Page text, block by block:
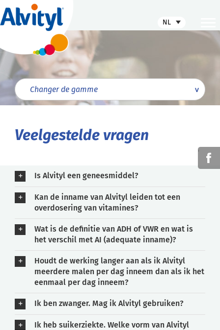
Veelgestelde vragen
Is Alvityl een geneesmiddel?
Kan de inname van Alvityl leiden tot een
overdosering van vitamines?
Wat is de definitie van ADH of VWR en wat is
het verschil met AI (adequate inname)?
Houdt de werking langer aan als ik Alvityl
meerdere malen per dag inneem dan als ik het
eenmaal per dag inneem?
Ik ben zwanger. Mag ik Alvityl gebruiken?
Ik heb suikerziekte. Welke vorm van Alvityl
'
NL